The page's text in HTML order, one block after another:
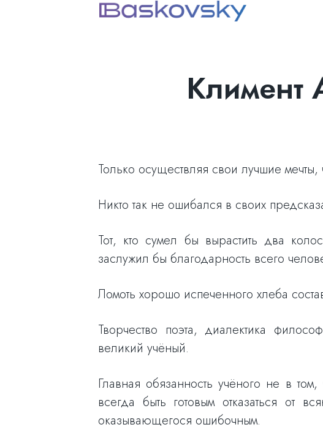
Климент
Только осуществляя свои лучшие
Никто так не ошибался в своих
Тот, кто сумел бы вырастить два
заслужил бы благодарность всего
Ломоть хорошо испеченного хлеба
Творчество поэта, диалектика
великий учёный.
Главная обязанность учёного не в
всегда быть готовым отказаться от
оказывающегося ошибочным.